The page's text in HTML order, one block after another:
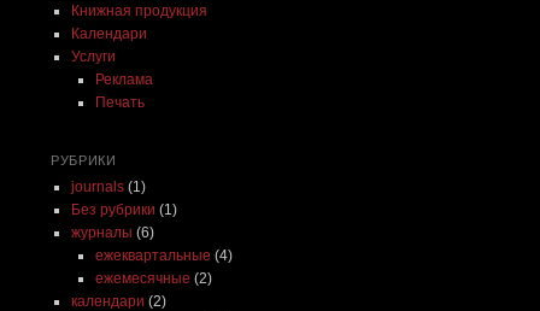
Книжная продукция
Календари
Услуги
Реклама
Печать
РУБРИКИ
journals (1)
Без рубрики (1)
журналы (6)
ежеквартальные (4)
ежемесячные (2)
календари (2)